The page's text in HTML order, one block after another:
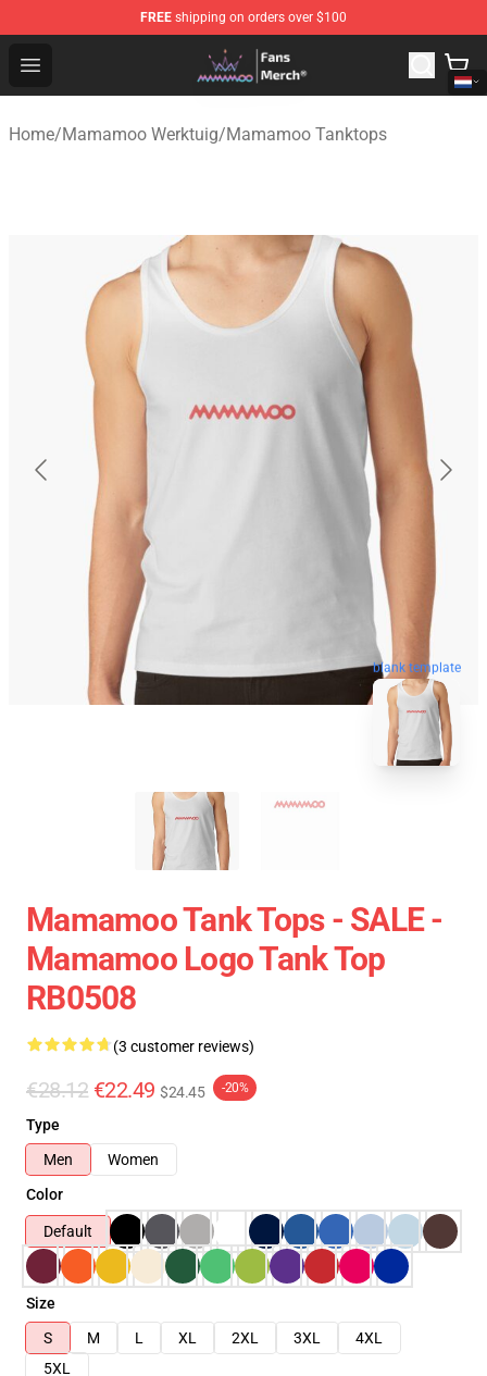
FREE shipping on orders over $100
Open menu
Mamamoo Store - Official Mamamoo Merchandise Shop
Home/Mamamoo Werktuig/Mamamoo Tanktops
blank template
Mamamoo Tank Tops - SALE -
Mamamoo Logo Tank Top
RB0508
(3 customer reviews)
€28.12 €22.49 $24.45 -20%
Type
Men
Women
Color
Default
Size
S
M L XL 2XL 3XL
4XL
5XL